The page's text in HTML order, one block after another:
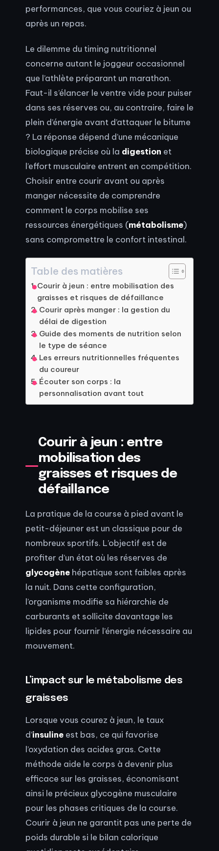
performances, que vous couriez à jeun ou
après un repas.
Le dilemme du timing nutritionnel
concerne autant le joggeur occasionnel
que l’athlète préparant un marathon.
Faut-il s’élancer le ventre vide pour puiser
dans ses réserves ou, au contraire, faire le
plein d’énergie avant d’attaquer le bitume
? La réponse dépend d’une mécanique
biologique précise où la digestion et
l’effort musculaire entrent en compétition.
Choisir entre courir avant ou après
manger nécessite de comprendre
comment le corps mobilise ses
ressources énergétiques (métabolisme)
sans compromettre le confort intestinal.
Table des matières
Courir à jeun : entre mobilisation des
graisses et risques de défaillance
Courir après manger : la gestion du
délai de digestion
Guide des moments de nutrition selon
le type de séance
Les erreurs nutritionnelles fréquentes
du coureur
Écouter son corps : la
personnalisation avant tout
Courir à jeun : entre
mobilisation des
graisses et risques de
défaillance
La pratique de la course à pied avant le
petit-déjeuner est un classique pour de
nombreux sportifs. L’objectif est de
profiter d’un état où les réserves de
glycogène hépatique sont faibles après
la nuit. Dans cette configuration,
l’organisme modifie sa hiérarchie de
carburants et sollicite davantage les
lipides pour fournir l’énergie nécessaire au
mouvement.
L’impact sur le métabolisme des
graisses
Lorsque vous courez à jeun, le taux
d’insuline est bas, ce qui favorise
l’oxydation des acides gras. Cette
méthode aide le corps à devenir plus
efficace sur les graisses, économisant
ainsi le précieux glycogène musculaire
pour les phases critiques de la course.
Courir à jeun ne garantit pas une perte de
poids durable si le bilan calorique